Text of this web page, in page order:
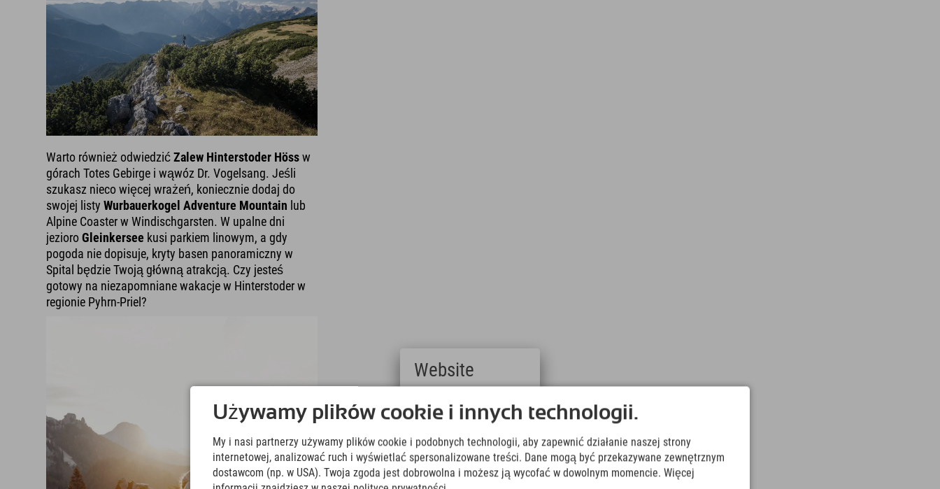
Warto również odwiedzićZalew Hinterstoder Hössw
górach Totes Gebirge i wąwóz Dr. Vogelsang. Jeśli
szukasz nieco więcej wrażeń, koniecznie dodaj do
swojej listyWurbauerkogel Adventure Mountain lub
Alpine Coaster w Windischgarsten. W upalne dni
jezioroGleinkersee kusi parkiem linowym, a gdy
pogoda nie dopisuje, kryty basen panoramiczny w
Spital będzie Twoją główną atrakcją. Czy jesteś
gotowy na niezapomniane wakacje w Hinterstoder w
regionie Pyhrn-Priel?
Używamy plików cookie i innych technologii.
My i nasi partnerzy używamy plików cookie i podobnych technologii, aby zapewnić działanie naszej strony
internetowej, analizować ruch i wyświetlać spersonalizowane treści. Dane mogą być przekazywane zewnętrznym
dostawcom (np. w USA). Twoja zgoda jest dobrowolna i możesz ją wycofać w dowolnym momencie. Więcej
Website
Deutsch
(German)
(English)
Italiano
(Italian)
Čeština